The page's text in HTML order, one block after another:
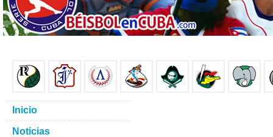
Inicio
Noticias